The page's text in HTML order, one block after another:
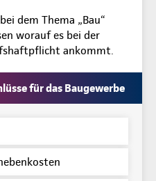
dem Thema „Bau“
worauf es bei der
ankommt.
für das Baugewerbe